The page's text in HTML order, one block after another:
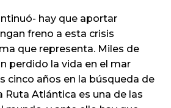
hay que aportar
freno a esta crisis
que representa. Miles de
perdido la vida en el mar
cinco años en la búsqueda de
Ruta Atlántica es una de las